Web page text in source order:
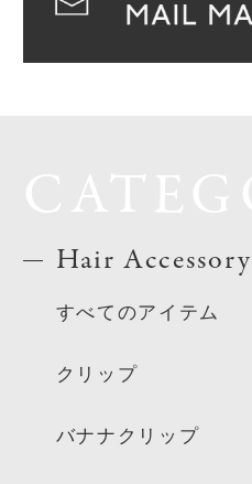
Hair Accessory
すべてのアイテム
クリップ
バナナクリップ